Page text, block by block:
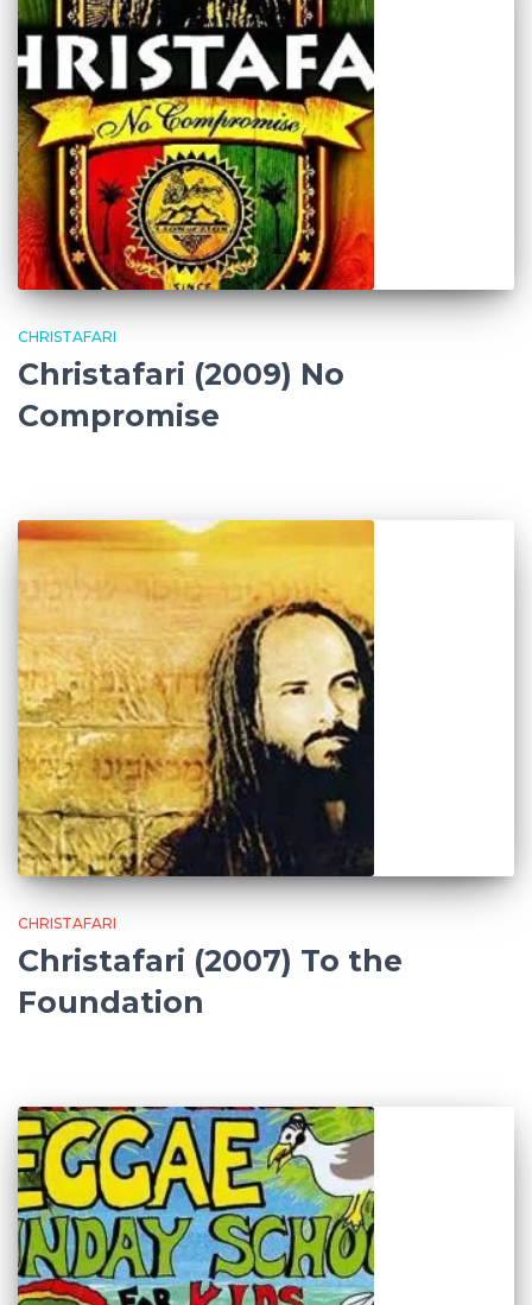
CHRISTAFARI
Christafari (2009) No
Compromise
CHRISTAFARI
Christafari (2007) To the
Foundation